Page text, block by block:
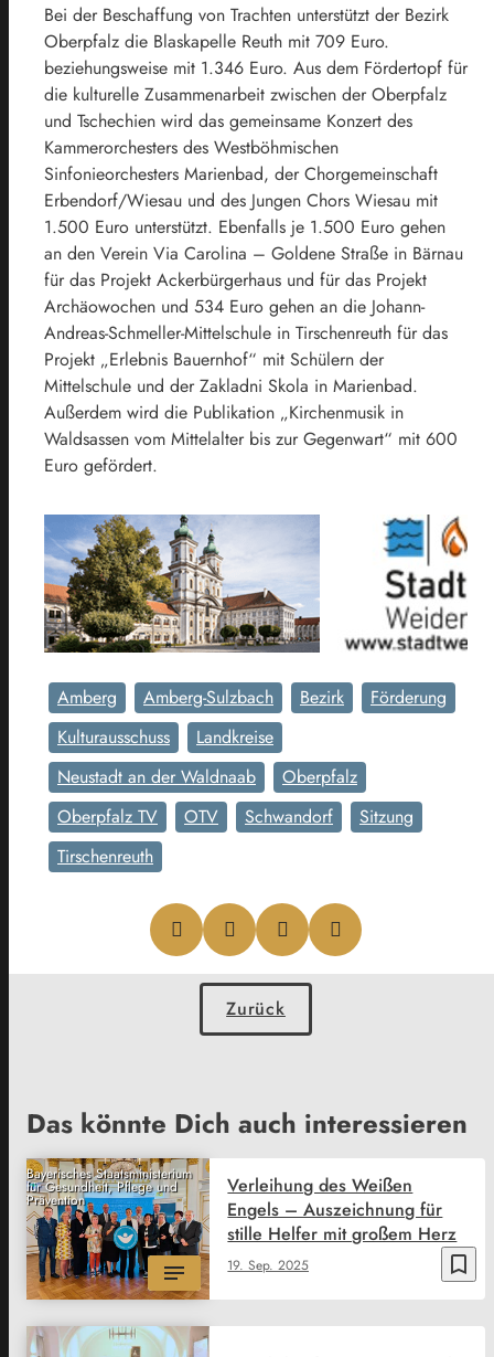
Bei der Beschaffung von Trachten unterstützt der Bezirk
Oberpfalz die Blaskapelle Reuth mit 709 Euro.
beziehungsweise mit 1.346 Euro. Aus dem Fördertopf für
die kulturelle Zusammenarbeit zwischen der Oberpfalz
und Tschechien wird das gemeinsame Konzert des
Kammerorchesters des Westböhmischen
Sinfonieorchesters Marienbad, der Chorgemeinschaft
Erbendorf/Wiesau und des Jungen Chors Wiesau mit
1.500 Euro unterstützt. Ebenfalls je 1.500 Euro gehen
an den Verein Via Carolina – Goldene Straße in Bärnau
für das Projekt Ackerbürgerhaus und für das Projekt
Archäowochen und 534 Euro gehen an die Johann-
Andreas-Schmeller-Mittelschule in Tirschenreuth für das
Projekt „Erlebnis Bauernhof“ mit Schülern der
Mittelschule und der Zakladni Skola in Marienbad.
Außerdem wird die Publikation „Kirchenmusik in
Waldsassen vom Mittelalter bis zur Gegenwart“ mit 600
Euro gefördert.
Amberg Amberg-Sulzbach Bezirk
Förderung
Kulturausschuss
Landkreise
Neustadt an der Waldnaab
Oberpfalz
Oberpfalz TV
OTV Schwandorf
Sitzung
Tirschenreuth
Zurück
Das könnte Dich auch interessieren
Bayerisches Staatsministerium
für Gesundheit, Pflege und
Prävention
bookmark_border
19. Sep. 2025
Verleihung des Weißen
Engels – Auszeichnung für
stille Helfer mit großem Herz